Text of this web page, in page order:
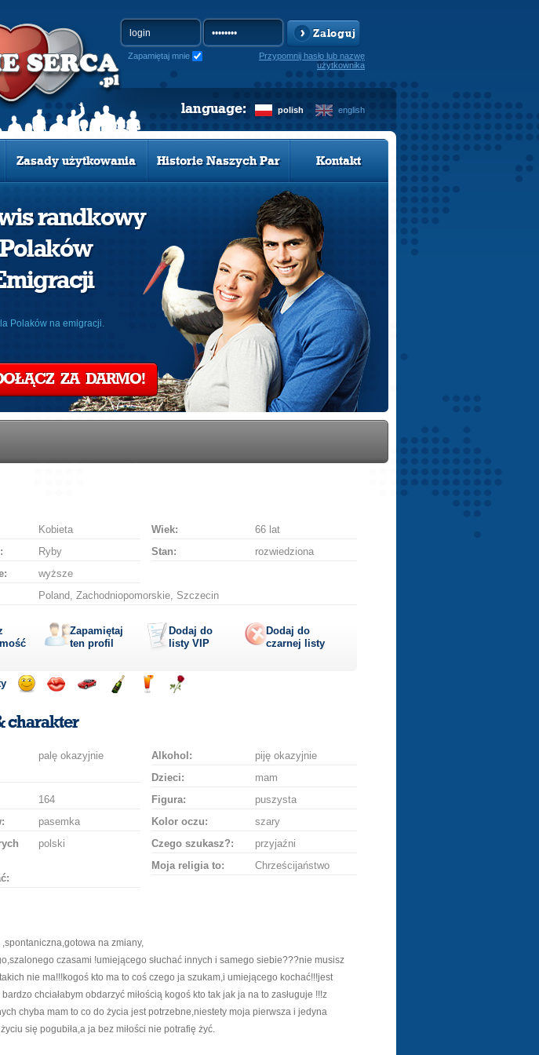
Zaloguj
Zapamiętaj mnie
Przypomnij hasło lub nazwę
użytkownika
polish english
language:
Zasady użytkowania Historie Naszych Par Kontakt
randkowy
Polaków na emigracji.
ZA DARMO!
Kobieta Wiek:
66 lat
Ryby Stan:
rozwiedziona
wyższe
Poland, Zachodniopomorskie, Szczecin
Zapamiętaj
ten profil
Dodaj do
listy VIP
Dodaj do
czarnej listy
uśmiechbuziaka
charakter
palę okazyjnie Alkohol:
piję okazyjnie
Dzieci:
mam
164 Figura:
puszysta
pasemka Kolor oczu:
szary
polski Czego szukasz?:
przyjaźni
Moja religia to:
Chrześcijaństwo
,spontaniczna,gotowa na zmiany,
czasami !umiejącego słuchać innych i samego siebie???nie musisz
nie ma!!!kogoś kto ma to coś czego ja szukam,i umiejącego kochać!!!jest
bardzo chciałabym obdarzyć miłością kogoś kto tak jak ja na to zasługuje !!!z
chyba mam to co do życia jest potrzebne,niestety moja pierwsza i jedyna
się pogubiła,a ja bez miłości nie potrafię żyć.